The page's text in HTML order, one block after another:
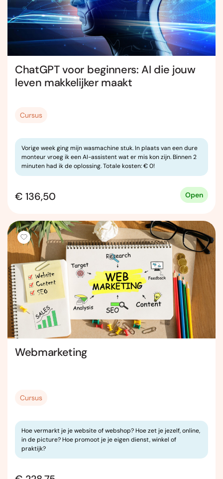
ChatGPT voor beginners: AI die jouw
leven makkelijker maakt
Cursus
Vorige week ging mijn wasmachine stuk. In plaats van een dure
monteur vroeg ik een AI-assistent wat er mis kon zijn. Binnen 2
minuten had ik de oplossing. Totale kosten: € 0!
€ 136,50 Open
Webmarketing
Cursus
Hoe vermarkt je je website of webshop? Hoe zet je jezelf, online,
in de picture? Hoe promoot je je eigen dienst, winkel of
praktijk?